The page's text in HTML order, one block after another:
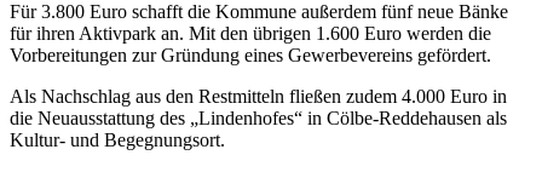
Für 3.800 Euro schafft die Kommune außerdem fünf neue Bänke
für ihren Aktivpark an. Mit den übrigen 1.600 Euro werden die
Vorbereitungen zur Gründung eines Gewerbevereins gefördert.
Als Nachschlag aus den Restmitteln fließen zudem 4.000 Euro in
die Neuausstattung des „Lindenhofes“ in Cölbe-Reddehausen als
Kultur- und Begegnungsort.